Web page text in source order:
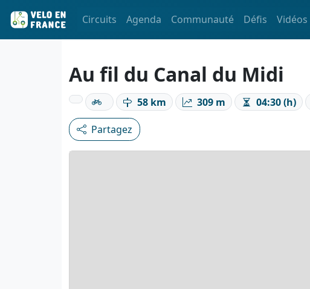
Circuits Agenda Communauté Défis Vidéos
Au fil du Canal du Midi
58 km 309 m 04:30 (h)
Partagez